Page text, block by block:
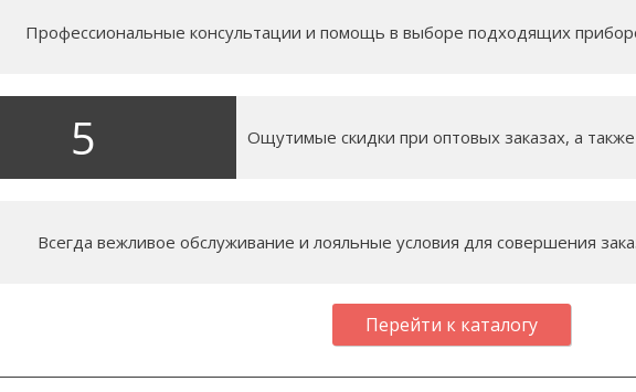
Профессиональные консультации и помощь в выборе подходящих
5 Ощутимые скидки при оптовых заказах, а
Всегда вежливое обслуживание и лояльные условия для совершения
Перейти к каталогу